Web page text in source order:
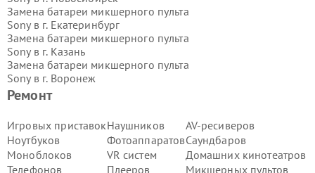
Ремонт
Игровых приставок
Ноутбуков
Моноблоков
Телефонов
Наушников
Фотоаппаратов
VR систем
Плееров
AV-ресиверов
Саундбаров
Домашних кинотеатров
Микшерных пультов
Замена батареи микшерного пульта
Sony в г. Екатеринбург
Замена батареи микшерного пульта
Sony в г. Казань
Замена батареи микшерного пульта
Sony в г. Воронеж
Замена батареи микшерного пульта
Sony в г.Волгоград
Sony в г.Самара
Замена батареи микшерного пульта
Sony в г.Пермь